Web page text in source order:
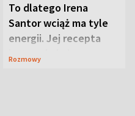
To dlatego Irena
Santor wciąż ma tyle
energii. Jej recepta
jest zaskakująco
Rozmowy